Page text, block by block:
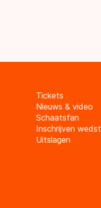
Tickets
Nieuws & video
Schaatsfan
Inschrijven
Uitslagen